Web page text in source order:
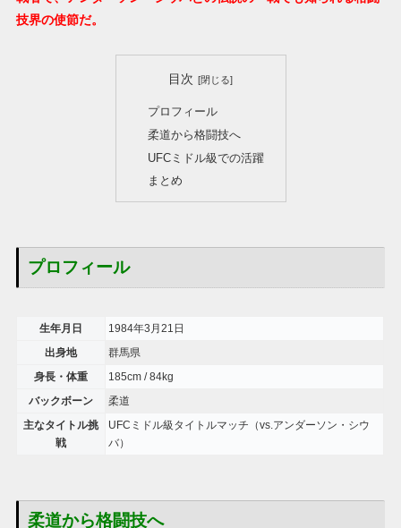
技界の使節だ。
目次
プロフィール
柔道から格闘技へ
UFCミドル級での活躍
まとめ
プロフィール
生年月日 1984年3月21日
出身地 群馬県
身長・体重 185cm / 84kg
バックボーン 柔道
主なタイトル挑
戦
UFCミドル級タイトルマッチ（vs.アンダーソン・シウ
バ）
柔道から格闘技へ